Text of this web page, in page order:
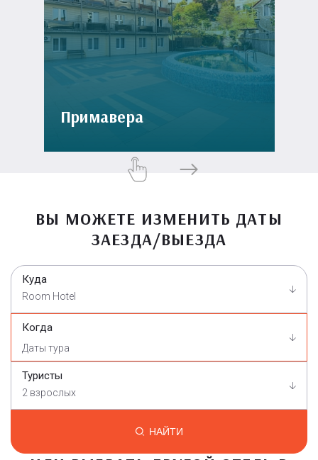
Примавера
ВЫ МОЖЕТЕ ИЗМЕНИТЬ ДАТЫ
ЗАЕЗДА/ВЫЕЗДА
Куда
Room Hotel
Когда
Туристы
2 взрослых
НАЙТИ